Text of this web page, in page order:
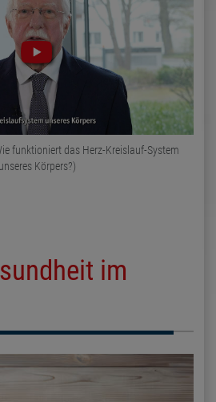
funktioniert das Herz-Kreislauf-System
unseres Körpers?)
im